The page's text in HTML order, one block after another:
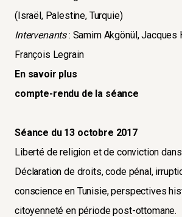
(Israël, Palestine, Turquie)
Intervenants: Samim Akgönül, Jacques
François Legrain
En savoir plus
compte-rendu de la séance
Séance du 13 octobre 2017
Liberté de religion et de conviction
Déclaration de droits, code pénal,
conscience en Tunisie, perspectives
citoyenneté en période post-ottomane.